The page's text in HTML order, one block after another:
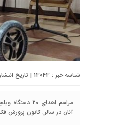
شناسه خبر : 13043 | تاریخ انتشار : ۲۵ دی ۱۴۰۳ - ۱۲:۳۷ | 680 بازدید | تعداد دیدگاه :
مراسم اهدای
آنان در سالن کانون پرورش فکری کودکان و